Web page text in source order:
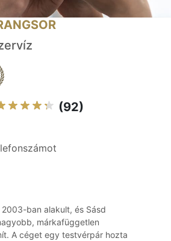
(92)
2003-ban alakult, és Sásd
márkafüggetlen
A céget egy testvérpár hozta